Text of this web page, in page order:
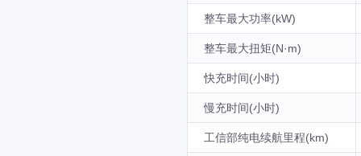
整车最大功率(kW)
整车最大扭矩(N·m)
快充时间(小时)
慢充时间(小时)
工信部纯电续航里程(km)